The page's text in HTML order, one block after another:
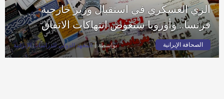
الزي العسكري في استقبال وزير خارجية
فرنسا.. وأوروبا ستعوض انتهاكات الاتفاق
الصحافة الإيرانية بواسطة المعهد الدولي للدراسات الإيرانية